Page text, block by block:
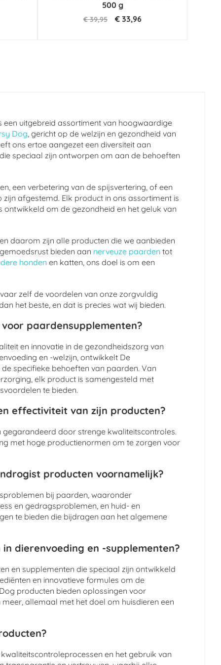
500 g
€ 39,95 € 33,96
uitgebreid assortiment van hoogwaardige
Dog, gericht op de welzijn en gezondheid van
ons ertoe aangezet een diversiteit aan
speciaal zijn ontworpen om aan de behoeften
een verbetering van de spijsvertering, of een
afgestemd. Elk product in ons assortiment is
ontwikkeld om de gezondheid en het geluk van
daarom zijn alle producten die we aanbieden
bieden aan nerveuze paarden tot
honden en katten, ons doel is om een
zelf de voordelen van onze zorgvuldig
het beste, en dat is precies wat wij bieden.
paardensupplementen?
en innovatie in de gezondheidszorg van
en -welzijn, ontwikkelt De
specifieke behoeften van paarden. Van
elk product is samengesteld met
te bieden.
effectiviteit van zijn producten?
door strenge kwaliteitscontroles.
met hoge productienormen om te zorgen voor
producten voornamelijk?
bij paarden, waaronder
en gedragsproblemen, en huid- en
te bieden die bijdragen aan het algemene
dierenvoeding en -supplementen?
en supplementen die speciaal zijn ontwikkeld
en innovatieve formules om de
producten bieden oplossingen voor
allemaal met het doel om huisdieren een
en het gebruik van